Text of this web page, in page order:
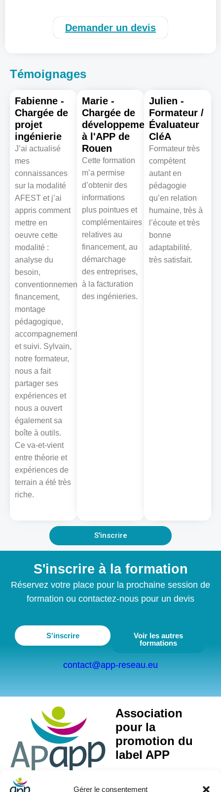
Gérer le consentement
Demander un devis
Témoignages
Fabienne -
Chargée de
projet
ingénierie
J’ai actualisé
mes
connaissances
sur la modalité
AFEST et j’ai
appris comment
mettre en
oeuvre cette
modalité :
analyse du
besoin,
conventionnement,
financement,
montage
pédagogique,
accompagnement
et suivi. Sylvain,
notre formateur,
nous a fait
partager ses
expériences et
nous a ouvert
également sa
boîte à outils.
Ce va-et-vient
entre théorie et
expériences de
terrain a été très
riche.
Marie -
Chargée de
développement
à l'APP de
Rouen
Cette formation
m’a permise
d’obtenir des
informations
plus pointues et
complémentaires
relatives au
financement, au
démarchage
des entreprises,
à la facturation
des ingénieries.
Julien -
Formateur /
Évaluateur
CléA
Formateur très
compétent
autant en
pédagogie
qu’en relation
humaine, très à
l’écoute et très
bonne
adaptabilité.
très satisfait.
S'inscrire
S'inscrire à la formation
Réservez votre place pour la prochaine session de
formation ou contactez-nous pour un devis
S'inscrire
Voir les autres
formations
contact@app-reseau.eu
Association
pour la
promotion du
label APP